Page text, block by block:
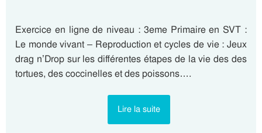
Exercice en ligne de niveau : 3eme Primaire en SVT :
Le monde vivant – Reproduction et cycles de vie : Jeux
drag n’Drop sur les différentes étapes de la vie des des
tortues, des coccinelles et des poissons….
Lire la suite